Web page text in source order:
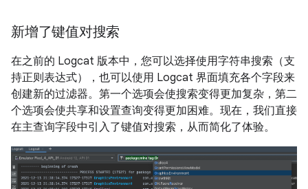
新增了键值对搜索
在之前的 Logcat 版本中，您可以选择使用字符串搜索（支
持正则表达式），也可以使用 Logcat 界面填充各个字段来
创建新的过滤器。第一个选项会使搜索变得更加复杂，第二
个选项会使共享和设置查询变得更加困难。现在，我们直接
在主查询字段中引入了键值对搜索，从而简化了体验。